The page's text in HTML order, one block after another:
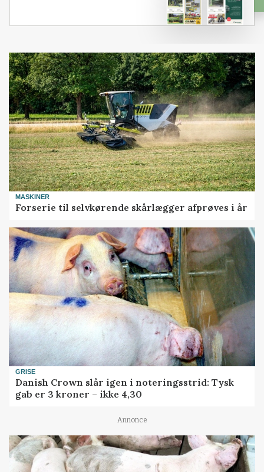
MASKINER
Forserie til selvkørende skårlægger afprøves i år
GRISE
Danish Crown slår igen i noteringsstrid: Tysk
gab er 3 kroner – ikke 4,30
Annonce